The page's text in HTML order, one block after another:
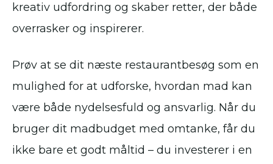
kreativ udfordring og skaber retter, der både
overrasker og inspirerer.
Prøv at se dit næste restaurantbesøg som en
mulighed for at udforske, hvordan mad kan
være både nydelsesfuld og ansvarlig. Når du
bruger dit madbudget med omtanke, får du
ikke bare et godt måltid – du investerer i en